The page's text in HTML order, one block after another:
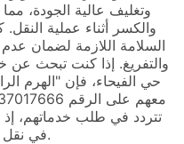
وتغليف عالية الجودة،
والكسر أثناء عملية
السلامة اللازمة لضمان
والتفريغ. إذا كنت تبحث
حي الفيحاء، فإن "الهرم
تتردد في طلب خدماتهم،
في نقل عفشك وأثاثك.